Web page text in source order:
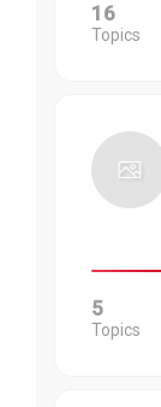
16
Topics
5
Topics